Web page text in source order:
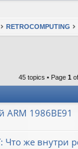
RETROCOMPUTING
45 topics • Page 1 of
ARM 1986ВЕ91
Что же внутри